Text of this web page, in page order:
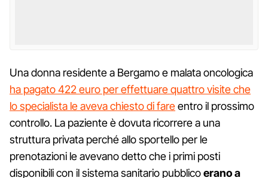
Una donna residente a Bergamo e malata oncologica
ha pagato 422 euro per effettuare quattro visite che
lo specialista le aveva chiesto di fareentro il prossimo
controllo. La paziente è dovuta ricorrere a una
struttura privata perché allo sportello per le
prenotazioni le avevano detto che i primi posti
disponibili con il sistema sanitario pubblicoerano a